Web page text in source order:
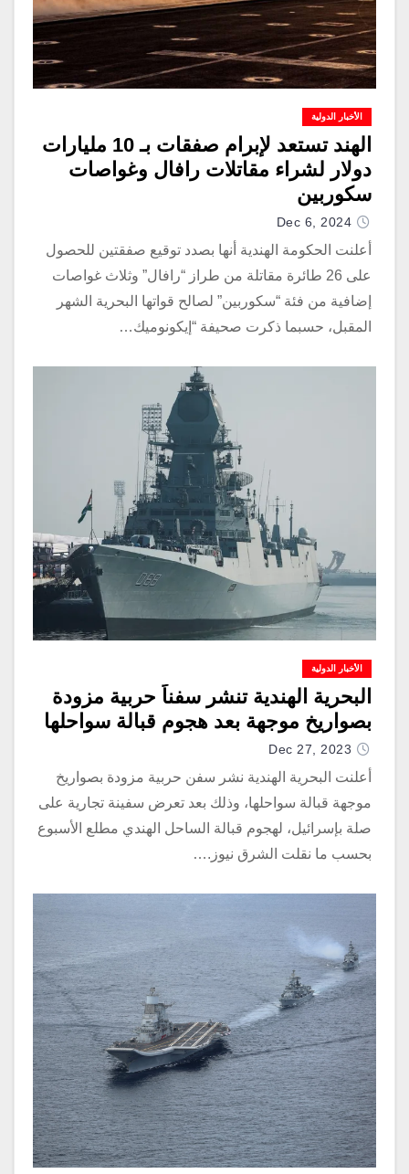
الأخبار الدولية
الهند تستعد لإبرام صفقات بـ 10 مليارات
دولار لشراء مقاتلات رافال وغواصات
سكوربين
Dec 6, 2024
أعلنت الحكومة الهندية أنها بصدد توقيع صفقتين للحصول
على 26 طائرة مقاتلة من طراز “رافال” وثلاث غواصات
إضافية من فئة “سكوربين” لصالح قواتها البحرية الشهر
المقبل، حسبما ذكرت صحيفة “إيكونوميك…
الأخبار الدولية
البحرية الهندية تنشر سفناً حربية مزودة
بصواريخ موجهة بعد هجوم قبالة سواحلها
Dec 27, 2023
أعلنت البحرية الهندية نشر سفن حربية مزودة بصواريخ
موجهة قبالة سواحلها، وذلك بعد تعرض سفينة تجارية على
صلة بإسرائيل، لهجوم قبالة الساحل الهندي مطلع الأسبوع
بحسب ما نقلت الشرق نيوز.…